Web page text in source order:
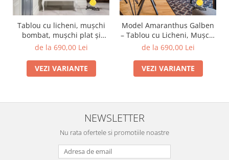
Tablou cu licheni, mușchi
bombat, mușchi plat și
plante naturale stabilizate –
de la 690,00 Lei
VEZI VARIANTE
Model Amaranthus Galben
– Tablou cu Licheni, Mușchi
și Plante Naturale
de la 690,00 Lei
VEZI VARIANTE
NEWSLETTER
Nu rata ofertele si promotiile noastre